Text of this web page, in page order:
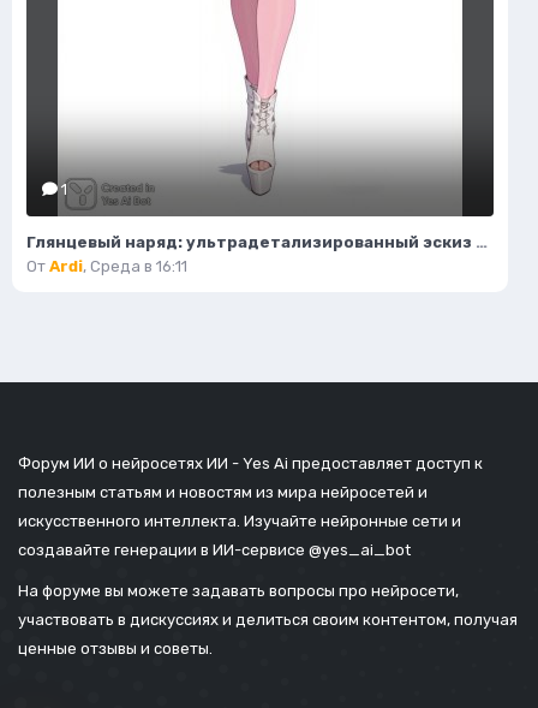
1
Глянцевый наряд: ультрадетализированный эскиз моды и гламура в стиле пастель. Картинка из нейронной сети Flux Ai
От Ardi, Среда в 16:11
Форум ИИ о нейросетях ИИ - Yes Ai предоставляет доступ к
полезным статьям и новостям из мира нейросетей и
искусственного интеллекта. Изучайте нейронные сети и
создавайте генерации в ИИ-сервисе @yes_ai_bot
На форуме вы можете задавать вопросы про нейросети,
участвовать в дискуссиях и делиться своим контентом, получая
ценные отзывы и советы.